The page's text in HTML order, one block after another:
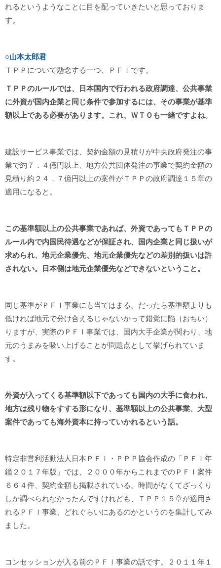
れるというようなことに目を配っていきたいと思っておりま
す。
○山本太郎君
ＴＰＰについて懸念する一つ、ＰＦＩです。
ＴＰＰのルールでは、日本国内で行われる政府調達、公共事業
に外資が国内企業と同じ条件で参加するには、その事業が基準
額以上である必要があります。これ、ＷＴＯも一緒ですよね。
建設サービス事業では、契約金額の見積りが中央政府発注の事
業で約７．４億円以上、地方公共団体発注の事業で契約金額の
見積り約２４．７億円以上の案件がＴＰＰの政府調達１５章の
適用になると。
この基準額以上の公共事業であれば、外資であってもＴＰＰの
ルール内で内国民待遇などが保証され、国内企業と同じ扱いが
求められ、地元企業優先、地元企業優先などの差別的扱いは許
されない。日本側は地元企業優先などできないということ。
同じ基準がＰＦＩ事業にも当てはまる。だったら基準額よりも
低ければ地元で分け合えるじゃないかって錯覚に陥（おちい）
りますが、実際のＰＦＩ事業では、国内大手企業が関わり、地
元のうまみを吸い上げることが問題点として挙げられていま
す。
外資が入ってくる基準額以下であっても国内の大手に食われ、
地方は残り物をすする形になり、基準額以上の公共事業、大型
案件であっても海外資本に持っていかれるという話。
特定非営利活動法人日本ＰＦＩ・ＰＰＰ協会作成の「ＰＦＩ年
鑑２０１７年版」では、２０００年からこれまでのＰＦＩ案件
６６４件、契約金額も掲載されている。時間がなくてざっくり
しか調べられなかったんですけれども、ＴＰＰ１５章が適用さ
れるＰＦＩ事業、どれぐらいにあるのかというのを集計してみ
ました。
コンセッションが入る前のＰＦＩ事業の話です。２０１１年１